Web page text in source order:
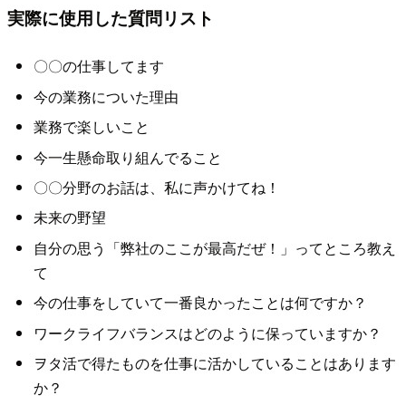
実際に使用した質問リスト
〇〇の仕事してます
今の業務についた理由
業務で楽しいこと
今一生懸命取り組んでること
〇〇分野のお話は、私に声かけてね！
未来の野望
自分の思う「弊社のここが最高だぜ！」ってところ教え
て
今の仕事をしていて一番良かったことは何ですか？
ワークライフバランスはどのように保っていますか？
ヲタ活で得たものを仕事に活かしていることはあります
か？